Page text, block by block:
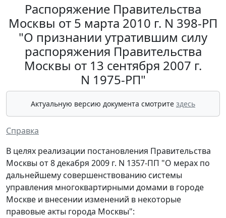
Распоряжение Правительства
Москвы от 5 марта 2010 г. N 398-РП
"О признании утратившим силу
распоряжения Правительства
Москвы от 13 сентября 2007 г.
N 1975-РП"
Актуальную версию документа смотрите здесь
Справка
В целях реализации постановления Правительства
Москвы от 8 декабря 2009 г. N 1357-ПП "О мерах по
дальнейшему совершенствованию системы
управления многоквартирными домами в городе
Москве и внесении изменений в некоторые
правовые акты города Москвы":